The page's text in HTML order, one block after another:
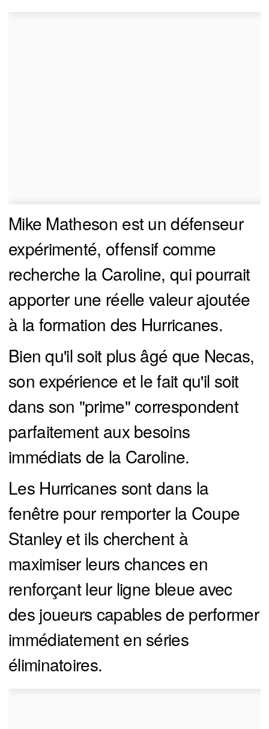
Mike Matheson est un défenseur
expérimenté, offensif comme
recherche la Caroline, qui pourrait
apporter une réelle valeur ajoutée
à la formation des Hurricanes.
Bien qu'il soit plus âgé que Necas,
son expérience et le fait qu'il soit
dans son "prime" correspondent
parfaitement aux besoins
immédiats de la Caroline.
Les Hurricanes sont dans la
fenêtre pour remporter la Coupe
Stanley et ils cherchent à
maximiser leurs chances en
renforçant leur ligne bleue avec
des joueurs capables de performer
immédiatement en séries
éliminatoires.